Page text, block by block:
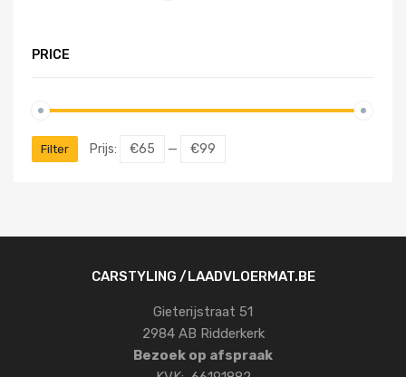
PRICE
Filter Prijs: €65 — €99
CARSTYLING /LAADVLOERMAT.BE
Gieterijstraat 51
2984 AB Ridderkerk
Bezoek op afspraak